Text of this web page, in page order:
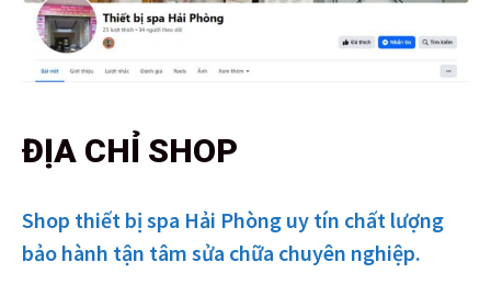
ĐỊA CHỈ SHOP
Shop thiết bị spa Hải Phòng uy tín chất lượng
bảo hành tận tâm sửa chữa chuyên nghiệp.